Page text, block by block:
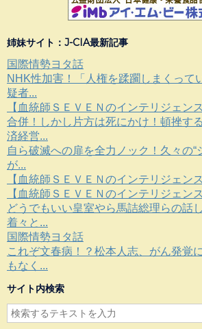
姉妹サイト：J-CIA最新記事
国際情勢ヨタ話
NHK性加害！「人権を蹂躙しまくって
疑者...
【血統師ＳＥＶＥＮのインテリジェン
合併！しかし片方は死にかけ！頓挫す
済経営...
自ら破滅への扉を全力ノック！久々の“
が...
【血統師ＳＥＶＥＮのインテリジェン
【血統師ＳＥＶＥＮのインテリジェン
どうでもいい皇室やら馬詰総理らの話
着々と...
国際情勢ヨタ話
これぞ文春病！？松本人志、がん発覚
もなく...
サイト内検索